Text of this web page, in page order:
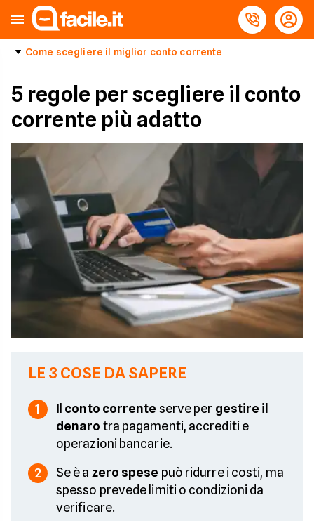
Come scegliere il miglior conto corrente
5 regole per scegliere il conto
corrente più adatto
LE 3 COSE DA SAPERE
1 Il conto corrente serve per gestire il
denaro tra pagamenti, accrediti e
operazioni bancarie.
2 Se è a zero spese può ridurre i costi, ma
spesso prevede limiti o condizioni da
verificare.